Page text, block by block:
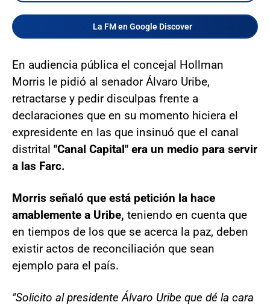
La FM en Google Discover
En audiencia pública el concejal Hollman
Morris le pidió al senador Álvaro Uribe,
retractarse y pedir disculpas frente a
declaraciones que en su momento hiciera el
expresidente en las que insinuó que el canal
distrital "Canal Capital" era un medio para servir
a las Farc.
Morris señaló que está petición la hace
amablemente a Uribe, teniendo en cuenta que
en tiempos de los que se acerca la paz, deben
existir actos de reconciliación que sean
ejemplo para el país.
"Solicito al presidente Álvaro Uribe que dé la cara